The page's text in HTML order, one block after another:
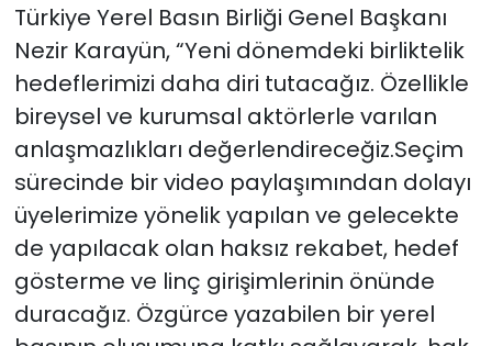
Türkiye Yerel Basın Birliği Genel Başkanı
Nezir Karayün, “Yeni dönemdeki birliktelik
hedeflerimizi daha diri tutacağız. Özellikle
bireysel ve kurumsal aktörlerle varılan
anlaşmazlıkları değerlendireceğiz.Seçim
sürecinde bir video paylaşımından dolayı
üyelerimize yönelik yapılan ve gelecekte
de yapılacak olan haksız rekabet, hedef
gösterme ve linç girişimlerinin önünde
duracağız. Özgürce yazabilen bir yerel